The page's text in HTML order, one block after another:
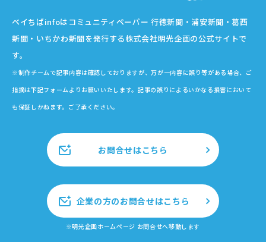
ベイちばinfoはコミュニティペーパー 行徳新聞・浦安新聞・葛西
新聞・いちかわ新聞を発行する株式会社明光企画の公式サイトで
す。
※制作チームで記事内容は確認しておりますが、万が一内容に誤り等がある場合、ご
指摘は下記フォームよりお願いいたします。記事の誤りによるいかなる損害において
も保証しかねます。ご了承ください。
お問合せはこちら
企業の方のお問合せはこちら
※明光企画ホームページ お問合せへ移動します